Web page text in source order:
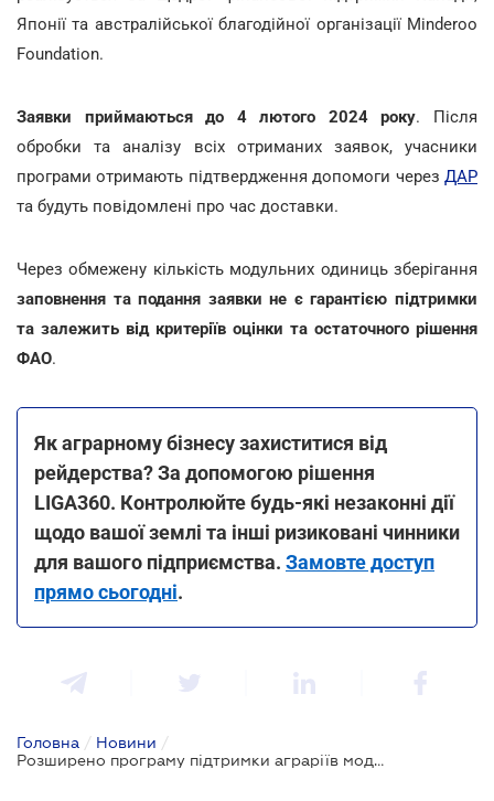
Японії та австралійської благодійної організації Minderoo
Foundation.
Заявки приймаються до 4 лютого 2024 року. Після
обробки та аналізу всіх отриманих заявок, учасники
програми отримають підтвердження допомоги через ДАР
та будуть повідомлені про час доставки.
Через обмежену кількість модульних одиниць зберігання
заповнення та подання заявки не є гарантією підтримки
та залежить від критеріїв оцінки та остаточного рішення
ФАО.
Як аграрному бізнесу захиститися від
рейдерства? За допомогою рішення
LIGA360. Контролюйте будь-які незаконні дії
щодо вашої землі та інші ризиковані чинники
для вашого підприємства. Замовте доступ
прямо сьогодні.
Головна / Новини /
Розширено програму підтримки аграріїв модульними зерносховищами